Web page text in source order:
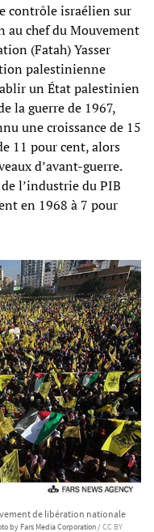
contrôle israélien sur
au chef du Mouvement
(Fatah) Yasser
palestinienne
un État palestinien
la guerre de 1967,
une croissance de 15
11 pour cent, alors
d’avant-guerre.
l’industrie du PIB
en 1968 à 7 pour
de libération nationale
by Fars Media Corporation /CC BY